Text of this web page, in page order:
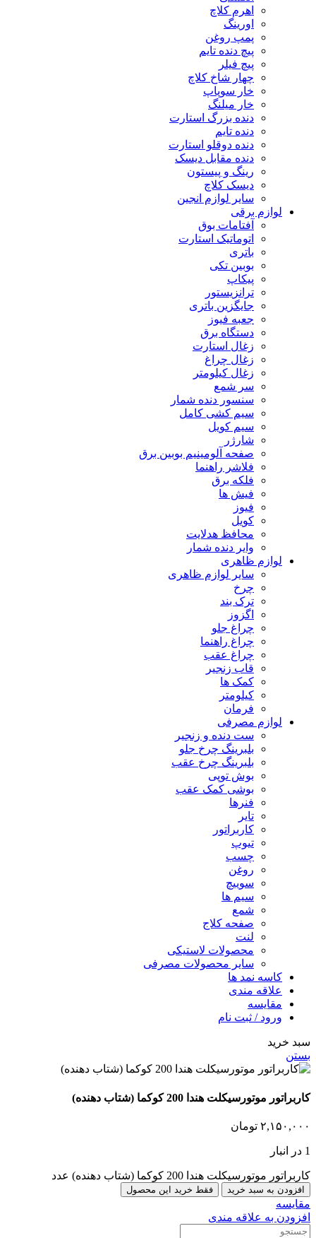
اهرم کلاچ
اورینگ
پمپ روغن
پیچ دنده تایم
پیچ فیلر
چهار شاخ کلاچ
خار سوپاپ
خار میلنگ
دنده بزرگ استارت
دنده تایم
دنده دوقلو استارت
دنده مقابل دیسک
رینگ و پیستون
دیسک کلاچ
سایر لوازم انجین
لوازم برقی
آفتامات بوق
اتوماتیک استارت
باتری
بوبین تکی
پیکاپ
ترانزیستور
جایگزین باتری
جعبه فیوز
دستگاه برق
زغال استارت
زغال چراغ
زغال کیلومتر
سر شمع
سنسور دنده شمار
سیم کشی کامل
سیم کویل
شارژر
صفحه آلومینیم بوبین برق
فلاشر راهنما
فلکه برق
فیش ها
فیوز
کویل
محافظ هدلایت
وایر دنده شمار
لوازم ظاهری
سایر لوازم ظاهری
چرخ
ترک بند
اگزوز
چراغ جلو
چراغ راهنما
چراغ عقب
قاب زنجیر
کمک ها
کیلومتر
فرمان
لوازم مصرفی
ست دنده و زنجیر
بلبرینگ چرخ جلو
بلبرینگ چرخ عقب
بوش توپی
بوشی کمک عقب
فنرها
تایر
کاربراتور
تیوپ
چسب
روغن
سوییچ
سیم ها
شمع
صفحه کلاج
لنت
محصولات لاستیکی
سایر محصولات مصرفی
کاسه نمد ها
علاقه مندی
مقایسه
ورود / ثبت نام
سبد خرید
بستن
کاربراتور موتورسیکلت هندا 200 کوکما (شتاب دهنده)
۲,۱۵۰,۰۰۰ تومان
1 در انبار
کاربراتور موتورسیکلت هندا 200 کوکما (شتاب دهنده) عدد
افزودن به سبد خرید فقط خرید این محصول
مقایسه
افزودن به علاقه مندی